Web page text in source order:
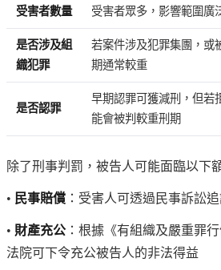
受害者數量 受害者眾多，影響範圍廣
是否涉及組
織犯罪
若案件涉及犯罪集團，或
期通常較重
是否認罪
早期認罪可獲減刑，但若
能會被判較重刑期
除了刑事判罰，被告人可能面臨以下
• 民事賠償 ：受害人可透過民事訴訟
• 財產充公 ：根據《有組織及嚴重罪
法院可下令充公被告人的非法得益